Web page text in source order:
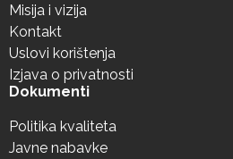
Misija i vizija
Kontakt
Uslovi korištenja
Izjava o privatnosti
Dokumenti
Politika kvaliteta
Javne nabavke